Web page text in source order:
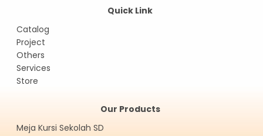
Quick Link
Catalog
Project
Others
Services
Store
Our Products
Meja Kursi Sekolah SD